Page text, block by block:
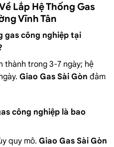
Lắp Hệ Thống Gas
Vĩnh Tân
gas công nghiệp tại
thành trong 3-7 ngày; hệ
Giao Gas Sài Gòn đảm
công nghiệp là bao
quy mô. Giao Gas Sài Gòn